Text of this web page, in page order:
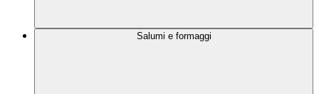
Salumi e formaggi